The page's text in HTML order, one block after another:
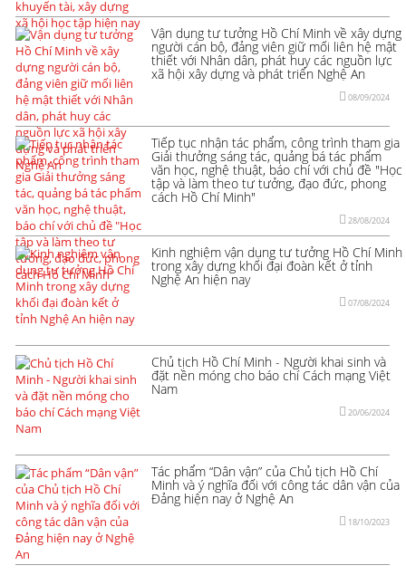
Vận dụng tư tưởng Hồ Chí Minh về xây dựng
người cán bộ, đảng viên giữ mối liên hệ mật
thiết với Nhân dân, phát huy các nguồn lực
xã hội xây dựng và phát triển Nghệ An
08/09/2024
Tiếp tục nhận tác phẩm, công trình tham gia
Giải thưởng sáng tác, quảng bá tác phẩm
văn học, nghệ thuật, báo chí với chủ đề "Học
tập và làm theo tư tưởng, đạo đức, phong
cách Hồ Chí Minh"
28/08/2024
Kinh nghiệm vận dụng tư tưởng Hồ Chí Minh
trong xây dựng khối đại đoàn kết ở tỉnh
Nghệ An hiện nay
07/08/2024
Chủ tịch Hồ Chí Minh - Người khai sinh và
đặt nền móng cho báo chí Cách mạng Việt
Nam
20/06/2024
Tác phẩm “Dân vận” của Chủ tịch Hồ Chí
Minh và ý nghĩa đối với công tác dân vận của
Đảng hiện nay ở Nghệ An
18/10/2023